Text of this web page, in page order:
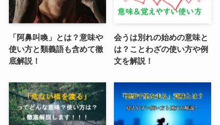
「阿鼻叫喚」とは？意味や
使い方と類義語も含めて徹
底解説！
会うは別れの始めの意味と
は？ことわざの使い方や例
文を解説！